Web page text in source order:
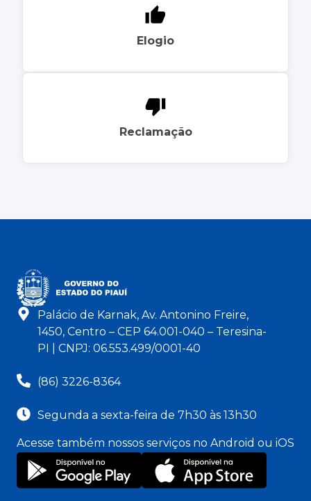
Elogio
Reclamação
Palácio de Karnak, Av. Antonino Freire,
1450, Centro – CEP 64.001-040 – Teresina-
PI | CNPJ: 06.553.499/0001-40
(86) 3226-8364
Segunda a sexta-feira de 7h30 às 13h30
Acesse também nossos serviços no Android ou iOS